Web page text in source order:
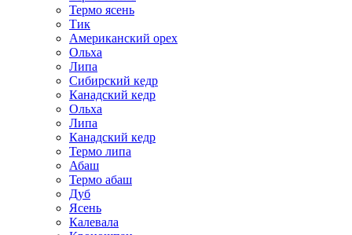
Термо ясень
Тик
Американский орех
Ольха
Липа
Сибирский кедр
Канадский кедр
Ольха
Липа
Канадский кедр
Термо липа
Абаш
Термо абаш
Дуб
Ясень
Калевала